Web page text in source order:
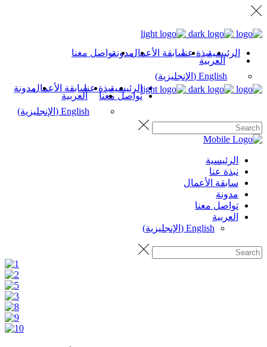
الرئيسيةنبذة عناسابقة الأعمالمدونةتواصل معنا
العربية
English
( الإنجليزية)
الرئيسيةنبذة عناسابقة الأعمالمدونة
تواصل معنا
العربية
English
( الإنجليزية)
الرئيسية
نبذة عنا
سابقة الأعمال
مدونة
تواصل معنا
العربية
English
( الإنجليزية)